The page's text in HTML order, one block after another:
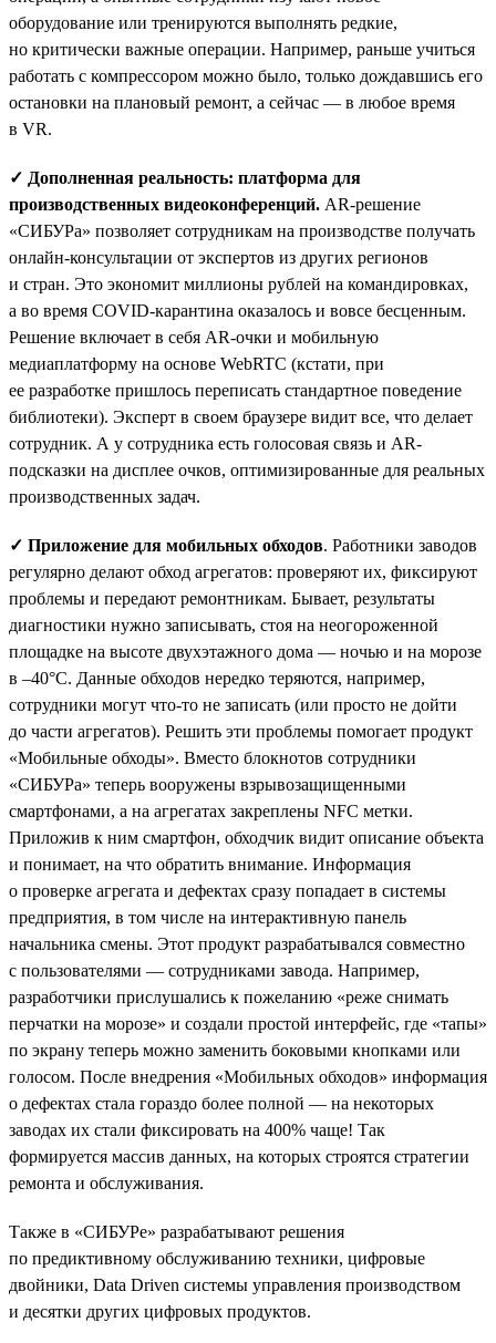
оборудование или тренируются выполнять редкие,
но критически важные операции. Например, раньше учиться
работать с компрессором можно было, только дождавшись его
остановки на плановый ремонт, а сейчас — в любое время
в VR.
✓ Дополненная реальность: платформа для
производственных видеоконференций. AR-решение
«СИБУРа» позволяет сотрудникам на производстве получать
онлайн-консультации от экспертов из других регионов
и стран. Это экономит миллионы рублей на командировках,
а во время COVID-карантина оказалось и вовсе бесценным.
Решение включает в себя AR-очки и мобильную
медиаплатформу на основе WebRTC (кстати, при
ее разработке пришлось переписать стандартное поведение
библиотеки). Эксперт в своем браузере видит все, что делает
сотрудник. А у сотрудника есть голосовая связь и AR-
подсказки на дисплее очков, оптимизированные для реальных
производственных задач.
✓ Приложение для мобильных обходов. Работники заводов
регулярно делают обход агрегатов: проверяют их, фиксируют
проблемы и передают ремонтникам. Бывает, результаты
диагностики нужно записывать, стоя на неогороженной
площадке на высоте двухэтажного дома — ночью и на морозе
в –40°С. Данные обходов нередко теряются, например,
сотрудники могут что-то не записать (или просто не дойти
до части агрегатов). Решить эти проблемы помогает продукт
«Мобильные обходы». Вместо блокнотов сотрудники
«СИБУРа» теперь вооружены взрывозащищенными
смартфонами, а на агрегатах закреплены NFC метки.
Приложив к ним смартфон, обходчик видит описание объекта
и понимает, на что обратить внимание. Информация
о проверке агрегата и дефектах сразу попадает в системы
предприятия, в том числе на интерактивную панель
начальника смены. Этот продукт разрабатывался совместно
с пользователями — сотрудниками завода. Например,
разработчики прислушались к пожеланию «реже снимать
перчатки на морозе» и создали простой интерфейс, где «тапы»
по экрану теперь можно заменить боковыми кнопками или
голосом. После внедрения «Мобильных обходов» информация
о дефектах стала гораздо более полной — на некоторых
заводах их стали фиксировать на 400% чаще! Так
формируется массив данных, на которых строятся стратегии
ремонта и обслуживания.
Также в «СИБУРе» разрабатывают решения
по предиктивному обслуживанию техники, цифровые
двойники, Data Driven системы управления производством
и десятки других цифровых продуктов.